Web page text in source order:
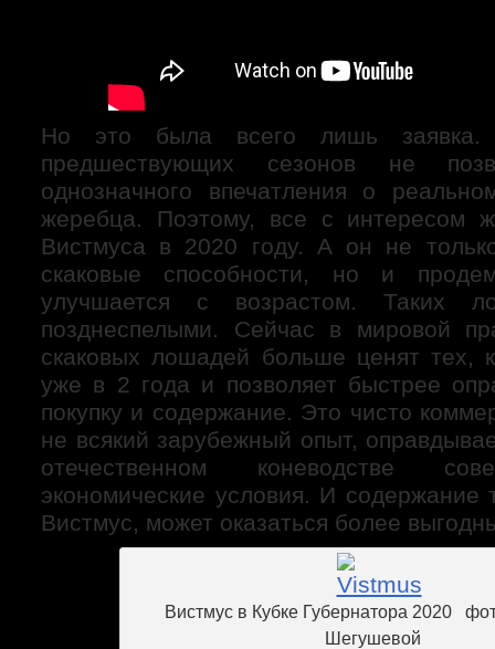
Но это была всего лишь заявка.
предшествующих сезонов не
однозначного впечатления о
жеребца. Поэтому, все с интересом
Вистмуса в 2020 году. А он не
скаковые способности, но и
улучшается с возрастом. Таких
позднеспелыми. Сейчас в мировой
скаковых лошадей больше ценят тех,
уже в 2 года и позволяет быстрее
покупку и содержание. Это чисто
не всякий зарубежный опыт,
отечественном коневодстве
экономические условия. И содержание
Вистмус, может оказаться более
Вистмус в Кубке Губернатора 2020
Шегушевой